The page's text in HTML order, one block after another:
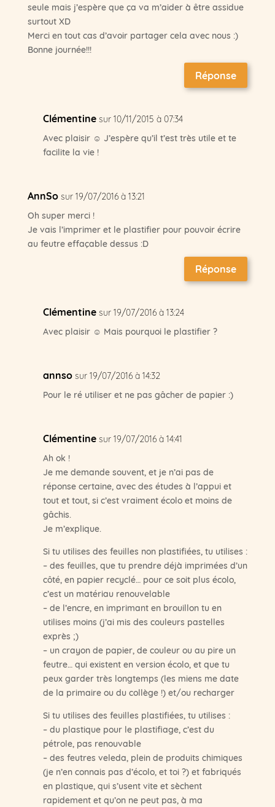
seule mais j’espère que ça va m’aider à être assidue
surtout XD
Merci en tout cas d’avoir partager cela avec nous :)
Bonne journée!!!
Réponse
Clémentine sur 10/11/2015 à 07:34
Avec plaisir ☺ J’espère qu’il t’est très utile et te
facilite la vie !
AnnSo sur 19/07/2016 à 13:21
Oh super merci !
Je vais l’imprimer et le plastifier pour pouvoir écrire
au feutre effaçable dessus :D
Réponse
Clémentine sur 19/07/2016 à 13:24
Avec plaisir ☺ Mais pourquoi le plastifier ?
annso sur 19/07/2016 à 14:32
Pour le ré utiliser et ne pas gâcher de papier :)
Clémentine sur 19/07/2016 à 14:41
Ah ok !
Je me demande souvent, et je n’ai pas de
réponse certaine, avec des études à l’appui et
tout et tout, si c’est vraiment écolo et moins de
gâchis.
Je m’explique.
Si tu utilises des feuilles non plastifiées, tu utilises :
– des feuilles, que tu prendre déjà imprimées d’un
côté, en papier recyclé… pour ce soit plus écolo,
c’est un matériau renouvelable
– de l’encre, en imprimant en brouillon tu en
utilises moins (j’ai mis des couleurs pastelles
exprès ;)
– un crayon de papier, de couleur ou au pire un
feutre… qui existent en version écolo, et que tu
peux garder très longtemps (les miens me date
de la primaire ou du collège !) et/ou recharger
Si tu utilises des feuilles plastifiées, tu utilises :
– du plastique pour le plastifiage, c’est du
pétrole, pas renouvable
– des feutres veleda, plein de produits chimiques
(je n’en connais pas d’écolo, et toi ?) et fabriqués
en plastique, qui s’usent vite et sèchent
rapidement et qu’on ne peut pas, à ma